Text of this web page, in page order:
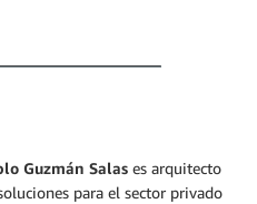
Guzmán Salas es arquitecto
para el sector privado